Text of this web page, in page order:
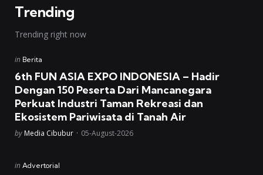
Trending
Trending right now
Posted
in Berita
6th FUN ASIA EXPO INDONESIA – Hadir
Dengan 150 Peserta Dari Mancanegara
Perkuat Industri Taman Rekreasi dan
Ekosistem Pariwisata di Tanah Air
Posted
by Media Cibubur 05-August-2026
Posted
in Advertorial